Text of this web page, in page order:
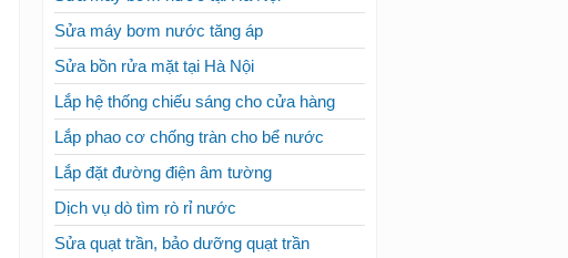
Sửa máy bơm nước tăng áp
Sửa bồn rửa mặt tại Hà Nội
Lắp hệ thống chiếu sáng cho cửa hàng
Lắp phao cơ chống tràn cho bể nước
Lắp đặt đường điện âm tường
Dịch vụ dò tìm rò rỉ nước
Sửa quạt trần, bảo dưỡng quạt trần